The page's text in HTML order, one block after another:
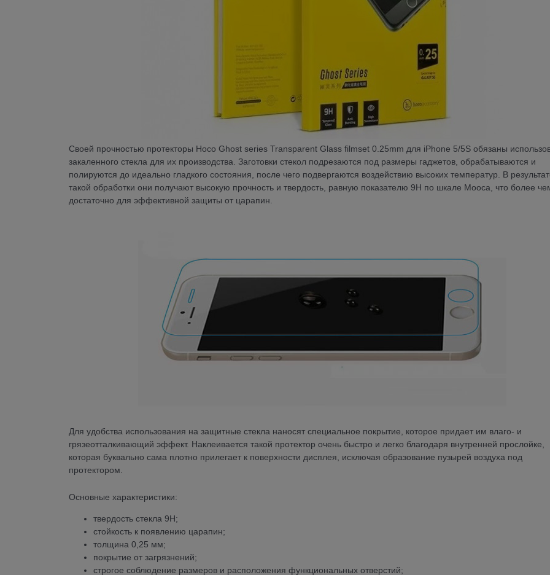
Своей прочностью протекторы Hoco Ghost series Transparent Glass filmset 0.25mm для iPhone 5/5S обязаны
закаленного стекла для их производства. Заготовки стекол подрезаются под размеры гаджетов, обрабатываются и
полируются до идеально гладкого состояния, после чего подвергаются воздействию высоких температур. В
такой обработки они получают высокую прочность и твердость, равную показателю 9Н по шкале Мооса, что более
достаточно для эффективной защиты от царапин.
Для удобства использования на защитные стекла наносят специальное покрытие, которое придает им влаго- и
грязеотталкивающий эффект. Наклеивается такой протектор очень быстро и легко благодаря внутренней прослойке,
которая буквально сама плотно прилегает к поверхности дисплея, исключая образование пузырей воздуха под
протектором.
Основные характеристики:
твердость стекла 9Н;
стойкость к появлению царапин;
толщина 0,25 мм;
покрытие от загрязнений;
строгое соблюдение размеров и расположения функциональных отверстий;